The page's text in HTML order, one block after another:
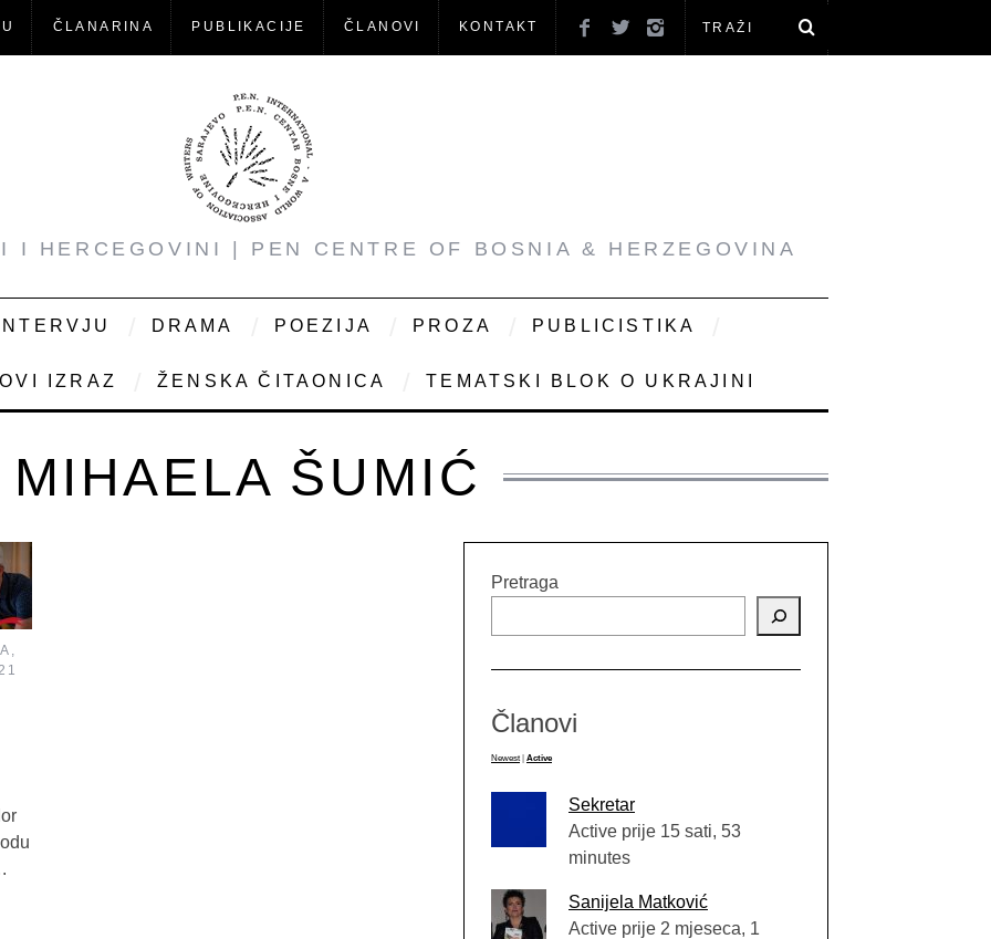
ČLANARINA PUBLIKACIJE ČLANOVI KONTAKT
I HERCEGOVINI | PEN CENTRE OF BOSNIA & HERZEGOVINA
INTERVJU DRAMA POEZIJA PROZA PUBLICISTIKA
IZRAZ ŽENSKA ČITAONICA TEMATSKI BLOK O UKRAJINI
MIHAELA ŠUMIĆ
,
Pretraga
Članovi
Newest Active
Sekretar
Active prije 15 sati, 53
minutes
Sanijela Matković
Active prije 2 mjeseca, 1